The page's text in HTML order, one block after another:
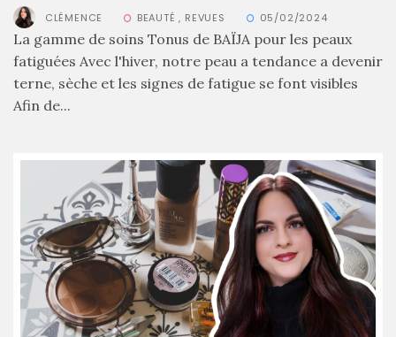
CLÉMENCE BEAUTÉ , REVUES 05/02/2024
La gamme de soins Tonus de BAÏJA pour les peaux
fatiguées Avec l'hiver, notre peau a tendance a devenir
terne, sèche et les signes de fatigue se font visibles
Afin de...